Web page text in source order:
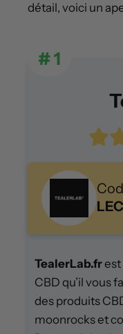
détail, voici un
# 1
TealerLab.frest
CBD qu’il vous
des produits
moonrocks et